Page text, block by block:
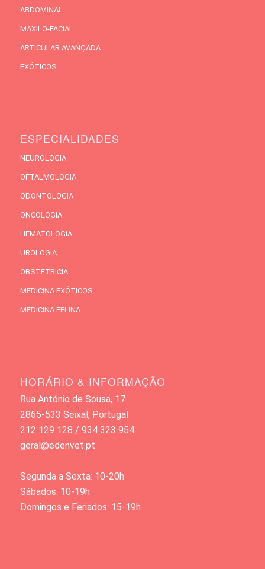
ABDOMINAL
MAXILO-FACIAL
ARTICULAR AVANÇADA
EXÓTICOS
ESPECIALIDADES
NEUROLOGIA
OFTALMOLOGIA
ODONTOLOGIA
ONCOLOGIA
HEMATOLOGIA
UROLOGIA
OBSTETRICIA
MEDICINA EXÓTICOS
MEDICINA FELINA
HORÁRIO & INFORMAÇÃO
Rua António de Sousa, 17
2865-533 Seixal, Portugal
212 129 128 / 934 323 954
geral@edenvet.pt
Segunda a Sexta: 10-20h
Sábados: 10-19h
Domingos e Feriados: 15-19h